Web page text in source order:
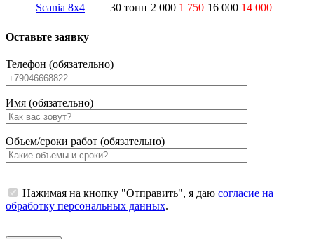
Scania 8x4
30 тонн 2 000 1 750 16 000 14 000
Оставьте заявку
Телефон (обязательно)
Имя (обязательно)
Объем/сроки работ (обязательно)
Нажимая на кнопку "Отправить", я даю согласие на
обработку персональных данных.